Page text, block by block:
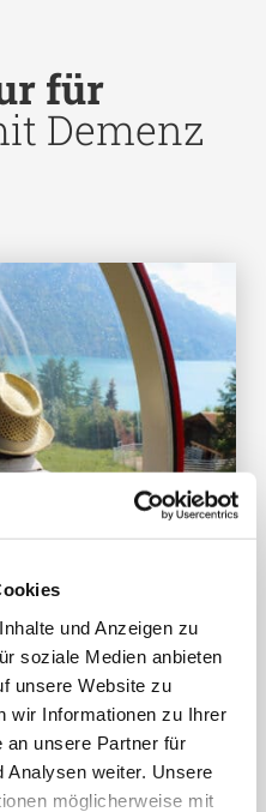
und Anzeigen zu
soziale Medien anbieten
unsere Website zu
wir Informationen zu Ihrer
an unsere Partner für
Analysen weiter. Unsere
möglicherweise mit
für
Demenz
bieten wir im
eine Tagesstruktur
Demenzkrankheit an.
und der
von Haus und Garten
werden auf